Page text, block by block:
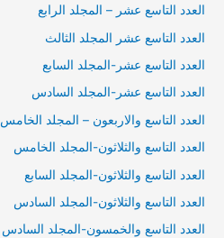
العدد التاسع عشر – المجلد الرابع
العدد التاسع عشر المجلد الثالث
العدد التاسع عشر-المجلد السابع
العدد التاسع عشر-المجلد السادس
العدد التاسع والاربعون – المجلد الخامس
العدد التاسع والثلاثون-المجلد الخامس
العدد التاسع والثلاثون-المجلد السابع
العدد التاسع والثلاثون-المجلد السادس
العدد التاسع والخمسون-المجلد السادس